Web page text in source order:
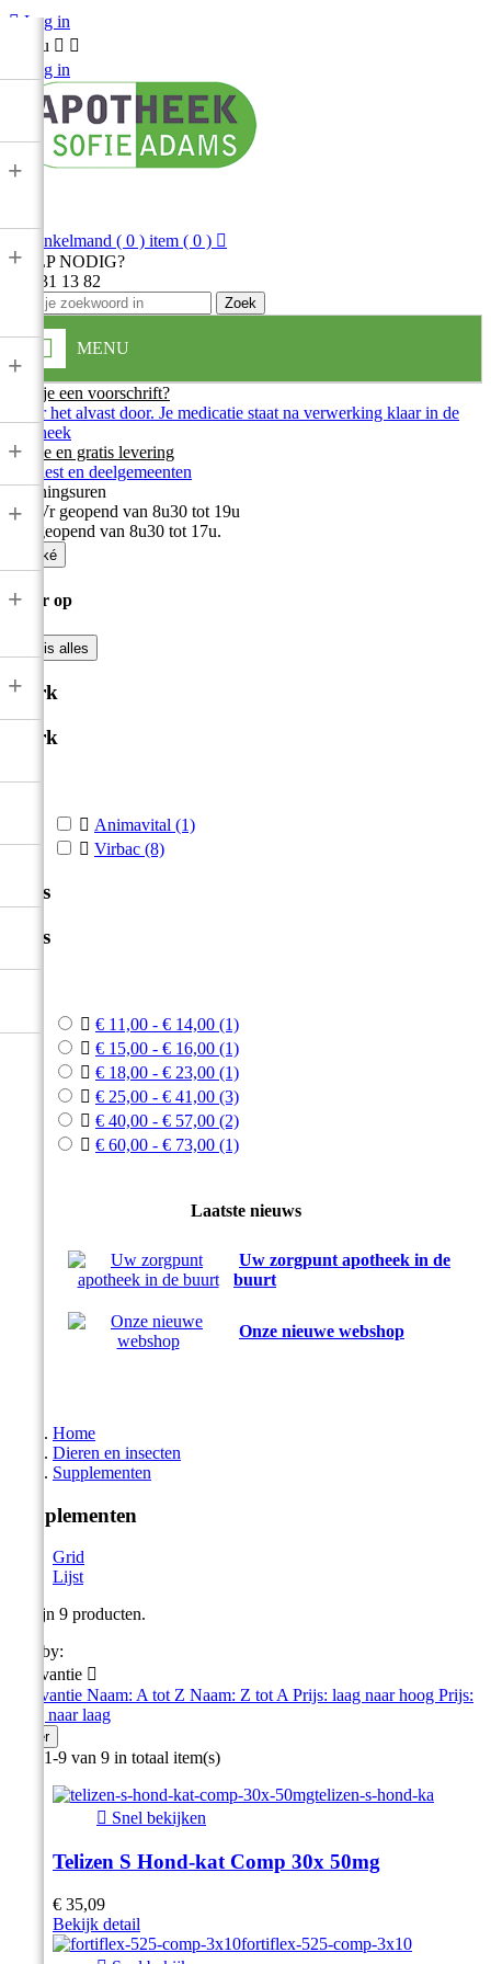
 Log in
Menu  
Log in
Winkelmand ( 0 ) item ( 0 ) 
HULP NODIG?
013 31 13 82
Zoek
MENU
+
+
+
+
+
+
+
Heb je een voorschrift?
Stuur het alvast door. Je medicatie staat na verwerking klaar in de
apotheek
Snelle en gratis levering
In Diest en deelgemeenten
Openingsuren
Ma-Vr geopend van 8u30 tot 19u
Zat geopend van 8u30 tot 17u.
Oké
Filter op
Wis alles
Merk
Merk
 
 Animavital (1)
 Virbac (8)
Prijs
Prijs
 € 11,00 - € 14,00 (1)
 € 15,00 - € 16,00 (1)
 € 18,00 - € 23,00 (1)
 € 25,00 - € 41,00 (3)
 € 40,00 - € 57,00 (2)
 € 60,00 - € 73,00 (1)
Laatste nieuws
Uw zorgpunt apotheek in de
buurt
Onze nieuwe webshop
Home
Dieren en insecten
Supplementen
Supplementen
Grid
Lijst
Er zijn 9 producten.
Sort by:
Relevantie 
Relevantie Naam: A tot Z Naam: Z tot A Prijs: laag naar hoog Prijs:
hoog naar laag
Filter
Item 1-9 van 9 in totaal item(s)
 Snel bekijken
Telizen S Hond-kat Comp 30x 50mg
€ 35,09
Bekijk detail